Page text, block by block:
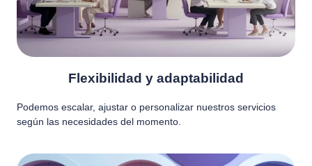
Flexibilidad y adaptabilidad
Podemos escalar, ajustar o personalizar nuestros servicios
según las necesidades del momento.